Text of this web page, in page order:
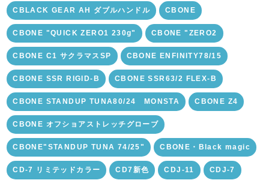
CBLACK GEAR AH ダブルハンドル CBONE
CBONE "QUICK ZERO1 230g" CBONE "ZERO2
CBONE C1 サクラマスSP CBONE ENFINITY78/15
CBONE SSR RIGID-B CBONE SSR63/2 FLEX-B
CBONE STANDUP TUNA80/24 MONSTA CBONE Z4
CBONE オフショアストレッチグローブ
CBONE"STANDUP TUNA 74/25" CBONE・Black magic
CD-7 リミテッドカラー CD7新色 CDJ-11 CDJ-7